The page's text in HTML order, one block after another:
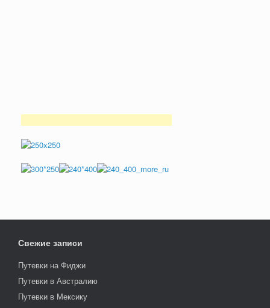
Свежие записи
Путевки на Фиджи
Путевки в Австралию
Путевки в Мексику